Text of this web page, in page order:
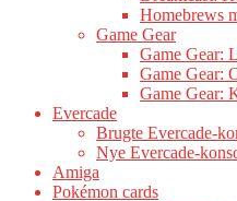
Homebrews
Game Gear
Game Gear:
Game Gear:
Game Gear:
Evercade
Brugte Evercade-
Nye Evercade-
Amiga
Pokémon cards